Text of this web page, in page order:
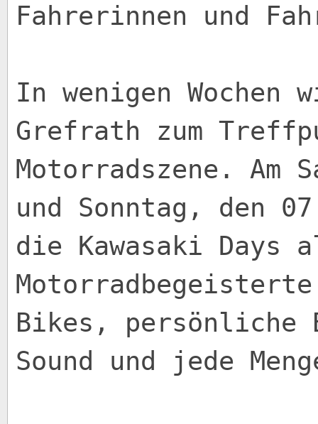
Fahrerinnen und
In wenigen Wochen
Grefrath zum
Motorradszene. Am
und Sonntag, den
die Kawasaki Days
Bikes, persönliche
Sound und jede